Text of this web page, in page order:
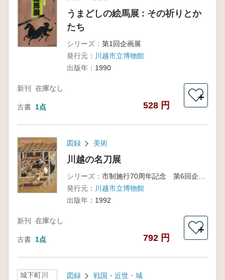
うまどしの絵馬展 : その祈りとか
たち
シリーズ： 第1回企画展
発行元： 川越市立博物館
出版年： 1990
新刊 在庫なし
古書 1点 528 円
＋
図録 美術
川越の名刀展
シリーズ：
発行元： 川越市立博物館
出版年： 1992
新刊 在庫なし
古書 1点 792 円
＋
城下町川
図録 戦国・近世・城